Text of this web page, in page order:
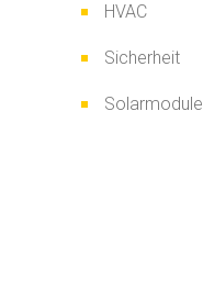
HVAC
Sicherheit
Solarmodule